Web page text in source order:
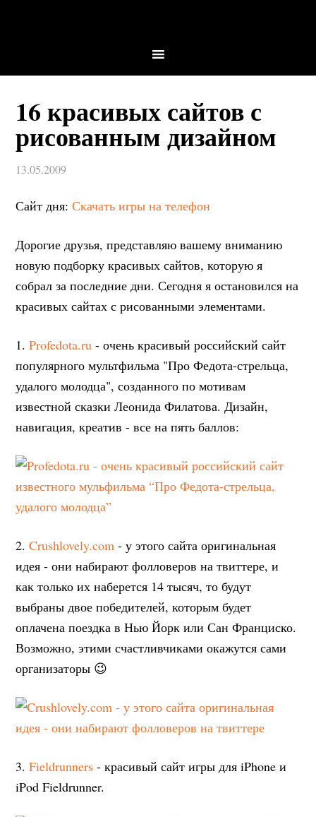
16 красивых сайтов с
рисованным дизайном
13.05.2009
Сайт дня:Скачать игры на телефон
Дорогие друзья, представляю вашему вниманию
новую подборку красивых сайтов, которую я
собрал за последние дни. Сегодня я остановился на
красивых сайтах с рисованными элементами.
1.Profedota.ru - очень красивый российский сайт
популярного мультфильма "Про Федота-стрельца,
удалого молодца", созданного по мотивам
известной сказки Леонида Филатова. Дизайн,
навигация, креатив - все на пять баллов:
2.Crushlovely.com - у этого сайта оригинальная
идея - они набирают фолловеров на твиттере, и
как только их наберется 14 тысяч, то будут
выбраны двое победителей, которым будет
оплачена поездка в Нью Йорк или Сан Франциско.
Возможно, этими счастливчиками окажутся сами
организаторы 😉
3.Fieldrunners - красивый сайт игры для iPhone и
iPod Fieldrunner.